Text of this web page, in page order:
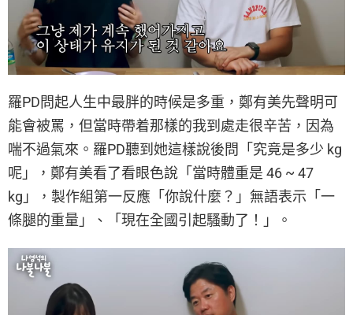
羅PD問起人生中最胖的時候是多重，鄭有美先聲明可
能會被罵，但當時帶着那樣的我到處走很辛苦，因為
喘不過氣來。羅PD聽到她這樣說後問「究竟是多少 kg
呢」，鄭有美看了看眼色說「當時體重是 46 ~ 47
kg」，製作組第一反應「你說什麼？」無語表示「一
條腿的重量」、「現在全國引起騷動了！」。